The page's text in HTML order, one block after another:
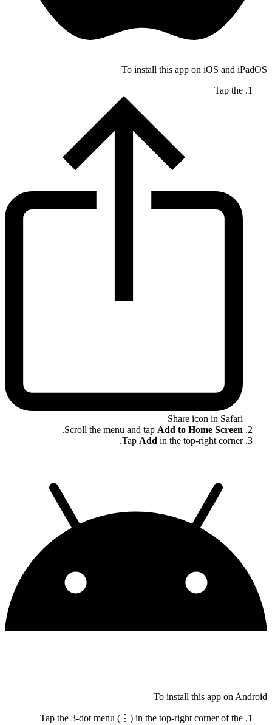
To install this app on iOS and iPadOS
Tap the
Share icon in Safari
Scroll the menu and tap Add to Home Screen
.
Tap Add in the top-right corner.
To install this app on Android
Tap the 3-dot menu (⋮) in the top-right corner of the